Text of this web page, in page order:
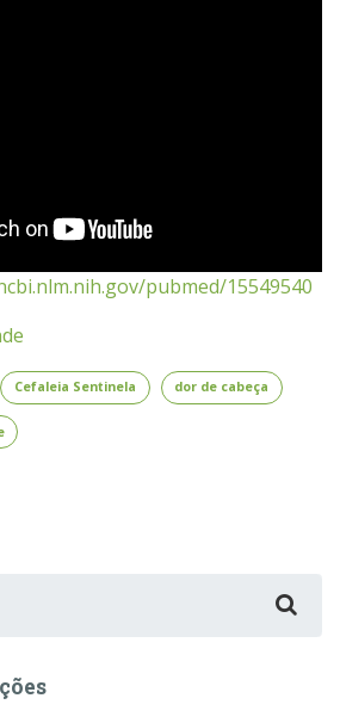
pubmed/15549540
Cefaleia Sentinela dor de cabeça